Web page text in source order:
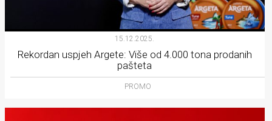
15.12.2025.
Rekordan uspjeh Argete: Više od 4.000 tona prodanih
pašteta
PROMO